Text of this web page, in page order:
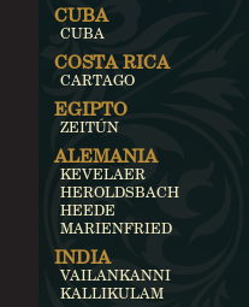
CUBA
CUBA
COSTA RICA
CARTAGO
EGIPTO
ZEITÚN
ALEMANIA
KEVELAER
HEROLDSBACH
HEEDE
MARIENFRIED
INDIA
VAILANKANNI
KALLIKULAM